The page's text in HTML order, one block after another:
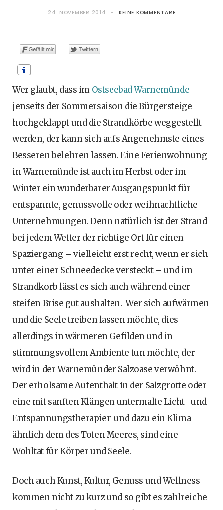
r m t
24. NOVEMBER 2014 KEINE KOMMENTARE
Wer glaubt, dass im Ostseebad Warnemünde
jenseits der Sommersaison die Bürgersteige
hochgeklappt und die Strandkörbe weggestellt
werden, der kann sich aufs Angenehmste eines
Besseren belehren lassen. Eine Ferienwohnung
in Warnemünde ist auch im Herbst oder im
Winter ein wunderbarer Ausgangspunkt für
entspannte, genussvolle oder weihnachtliche
Unternehmungen. Denn natürlich ist der Strand
bei jedem Wetter der richtige Ort für einen
Spaziergang – vielleicht erst recht, wenn er sich
unter einer Schneedecke versteckt – und im
Strandkorb lässt es sich auch während einer
steifen Brise gut aushalten. Wer sich aufwärmen
und die Seele treiben lassen möchte, dies
allerdings in wärmeren Gefilden und in
stimmungsvollem Ambiente tun möchte, der
wird in der Warnemünder Salzoase verwöhnt.
Der erholsame Aufenthalt in der Salzgrotte oder
eine mit sanften Klängen untermalte Licht- und
Entspannungstherapien und dazu ein Klima
ähnlich dem des Toten Meeres, sind eine
Wohltat für Körper und Seele.
Doch auch Kunst, Kultur, Genuss und Wellness
kommen nicht zu kurz und so gibt es zahlreiche